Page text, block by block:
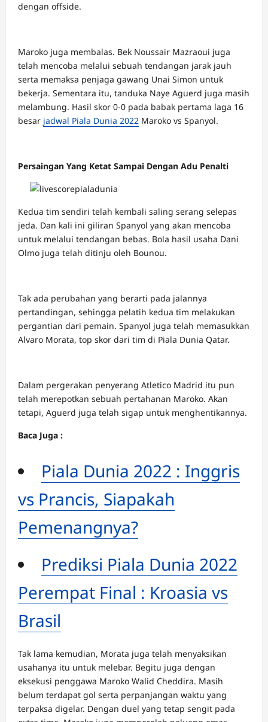
dengan offside.
Maroko juga membalas. Bek Noussair Mazraoui juga
telah mencoba melalui sebuah tendangan jarak jauh
serta memaksa penjaga gawang Unai Simon untuk
bekerja. Sementara itu, tanduka Naye Aguerd juga masih
melambung. Hasil skor 0-0 pada babak pertama laga 16
besar jadwal Piala Dunia 2022 Maroko vs Spanyol.
Persaingan Yang Ketat Sampai Dengan Adu Penalti
Kedua tim sendiri telah kembali saling serang selepas
jeda. Dan kali ini giliran Spanyol yang akan mencoba
untuk melalui tendangan bebas. Bola hasil usaha Dani
Olmo juga telah ditinju oleh Bounou.
Tak ada perubahan yang berarti pada jalannya
pertandingan, sehingga pelatih kedua tim melakukan
pergantian dari pemain. Spanyol juga telah memasukkan
Alvaro Morata, top skor dari tim di Piala Dunia Qatar.
Dalam pergerakan penyerang Atletico Madrid itu pun
telah merepotkan sebuah pertahanan Maroko. Akan
tetapi, Aguerd juga telah sigap untuk menghentikannya.
Baca Juga :
Piala Dunia 2022 : Inggris
vs Prancis, Siapakah
Pemenangnya?
Prediksi Piala Dunia 2022
Perempat Final : Kroasia vs
Brasil
Tak lama kemudian, Morata juga telah menyaksikan
usahanya itu untuk melebar. Begitu juga dengan
eksekusi penggawa Maroko Walid Cheddira. Masih
belum terdapat gol serta perpanjangan waktu yang
terpaksa digelar. Dengan duel yang tetap sengit pada